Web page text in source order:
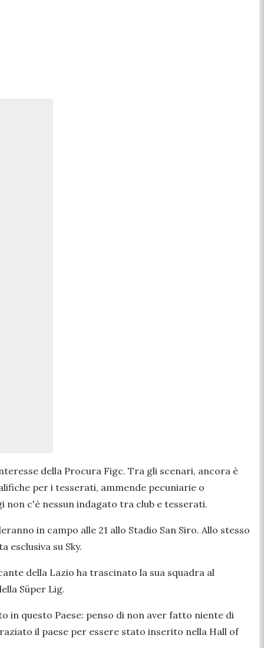
della Procura Figc. Tra gli scenari, ancora è
per i tesserati, ammende pecuniarie o
non c'è nessun indagato tra club e tesserati.
in campo alle 21 allo Stadio San Siro. Allo stesso
esclusiva su Sky.
della Lazio ha trascinato la sua squadra al
Süper Lig.
in questo Paese: penso di non aver fatto niente di
il paese per essere stato inserito nella Hall of